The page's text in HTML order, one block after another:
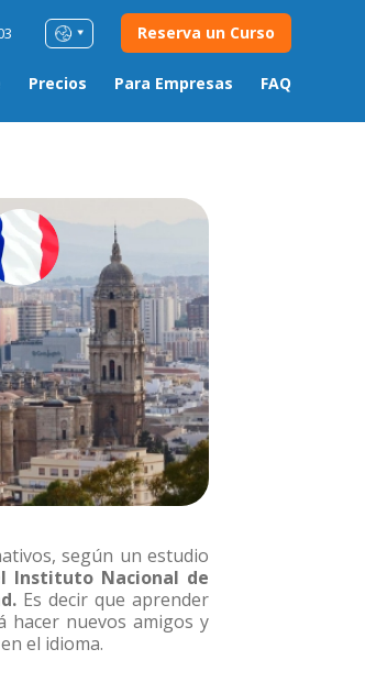
Precios Para Empresas FAQ
Reserva un Curso
según un estudio
Instituto Nacional de
Es decir que aprender
hacer nuevos amigos y
el idioma.